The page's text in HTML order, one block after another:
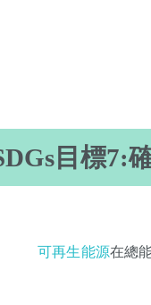
目標7:
可再生能源在總